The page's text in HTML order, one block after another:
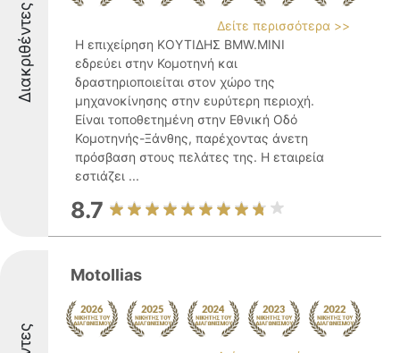
Διακριθέντες
Δείτε περισσότερα >>
Η επιχείρηση ΚΟΥΤΙΔΗΣ BMW.MINI
εδρεύει στην Κομοτηνή και
δραστηριοποιείται στον χώρο της
μηχανοκίνησης στην ευρύτερη περιοχή.
Είναι τοποθετημένη στην Εθνική Οδό
Κομοτηνής-Ξάνθης, παρέχοντας άνετη
πρόσβαση στους πελάτες της. Η εταιρεία
εστιάζει ...
8.7
MotoIlias